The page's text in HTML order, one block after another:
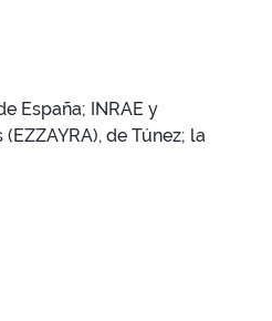
España; INRAE y
de Túnez; la